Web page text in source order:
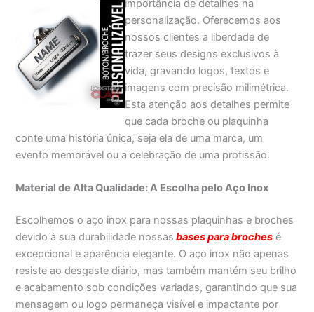
importância de detalhes na
personalização. Oferecemos aos
nossos clientes a liberdade de
trazer seus designs exclusivos à
vida, gravando logos, textos e
imagens com precisão milimétrica.
Esta atenção aos detalhes permite
que cada broche ou plaquinha
conte uma história única, seja ela de uma marca, um
evento memorável ou a celebração de uma profissão.
Material de Alta Qualidade: A Escolha pelo Aço Inox
Escolhemos o aço inox para nossas plaquinhas e broches
devido à sua durabilidade nossas bases para broches é
excepcional e aparência elegante. O aço inox não apenas
resiste ao desgaste diário, mas também mantém seu brilho
e acabamento sob condições variadas, garantindo que sua
mensagem ou logo permaneça visível e impactante por